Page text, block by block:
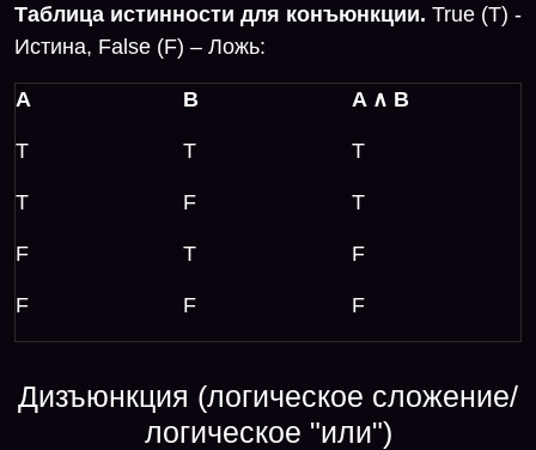
Таблица истинности для конъюнкции. True (T) -
Истина, False (F) – Ложь:
А B A ∧ B
T T T
T F T
F T F
F F F
Дизъюнкция (логическое сложение/
логическое "или")